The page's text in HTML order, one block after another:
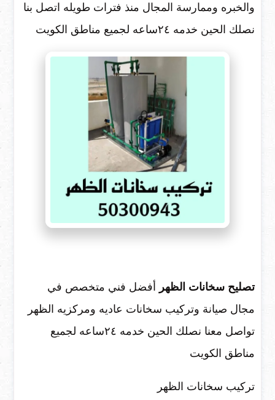
والخبره وممارسة المجال منذ فترات طويله اتصل بنا
نصلك الحين خدمه ٢٤ساعه لجميع مناطق الكويت
تصليح سخانات الظهر أفضل فني متخصص في
مجال صيانة وتركيب سخانات عاديه ومركزيه الظهر
تواصل معنا نصلك الحين خدمه ٢٤ساعه لجميع
مناطق الكويت
تركيب سخانات الظهر